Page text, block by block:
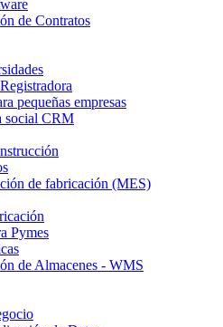
de Contratos
pequeñas empresas
social CRM
de fabricación (MES)
Pymes
de Almacenes - WMS